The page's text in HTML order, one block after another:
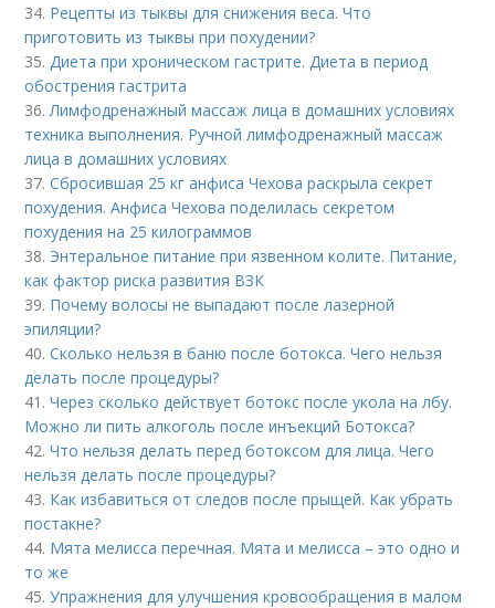
34. Рецепты из тыквы для снижения веса. Что
приготовить из тыквы при похудении?
35.Диета при хроническом гастрите. Диета в период
обострения гастрита
36.Лимфодренажный массаж лица в домашних условиях
техника выполнения. Ручной лимфодренажный массаж
лица в домашних условиях
37.Сбросившая 25 кг анфиса Чехова раскрыла секрет
похудения. Анфиса Чехова поделилась секретом
похудения на 25 килограммов
38. Энтеральное питание при язвенном колите. Питание,
как фактор риска развития ВЗК
39. Почему волосы не выпадают после лазерной
эпиляции?
40.Сколько нельзя в баню после ботокса. Чего нельзя
делать после процедуры?
41.Через сколько действует ботокс после укола на лбу.
Можно ли пить алкоголь после инъекций Ботокса?
42.Что нельзя делать перед ботоксом для лица. Чего
нельзя делать после процедуры?
43. Как избавиться от следов после прыщей. Как убрать
постакне?
44. Мята мелисса перечная. Мята и мелисса – это одно и
то же
45.Упражнения для улучшения кровообращения в малом